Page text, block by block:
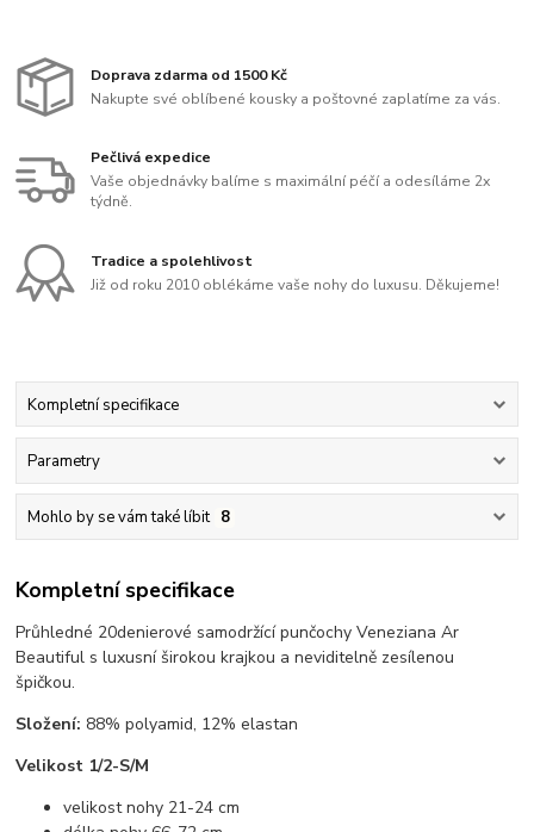
Doprava zdarma od 1500 Kč
Nakupte své oblíbené kousky a poštovné zaplatíme za vás.
Pečlivá expedice
Vaše objednávky balíme s maximální péčí a odesíláme 2x
týdně.
Tradice a spolehlivost
Již od roku 2010 oblékáme vaše nohy do luxusu. Děkujeme!
Kompletní specifikace
Parametry
Mohlo by se vám také líbit 8
Kompletní specifikace
Průhledné 20denierové samodržící punčochy Veneziana Ar
Beautiful s luxusní širokou krajkou a neviditelně zesílenou
špičkou.
Složení: 88% polyamid, 12% elastan
Velikost 1/2-S/M
velikost nohy 21-24 cm